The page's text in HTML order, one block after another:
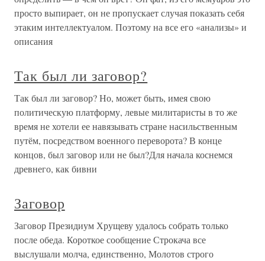
просто выпирает, он не пропускает случая показать себя
этаким интеллектуалом. Поэтому на все его «анализы» и
описания
Так был ли заговор?
Так был ли заговор? Но, может быть, имея свою
политическую платформу, левые милитаристы в то же
время не хотели ее навязывать стране насильственным
путём, посредством военного переворота? В конце
концов, был заговор или не был?Для начала коснемся
древнего, как бивни
Заговор
Заговор Президиум Хрущеву удалось собрать только
после обеда. Короткое сообщение Строкача все
выслушали молча, единственно, Молотов строго